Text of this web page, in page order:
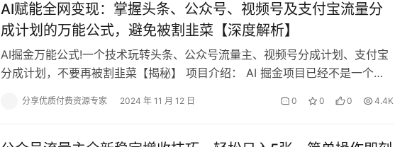
AI赋能全网变现：掌握头条、公众号、视频号及支付宝流量分
成计划的万能公式，避免被割韭菜【深度解析】
AI掘金万能公式!一个技术玩转头条、公众号流量主、视频号分成计划、支付宝
分成计划，不要再被割韭菜【揭秘】 项目介绍： AI 掘金项目已经不是一个新
分享优质付费资源专家 2024 年 11 月 12 日 0 0 0 4.4K